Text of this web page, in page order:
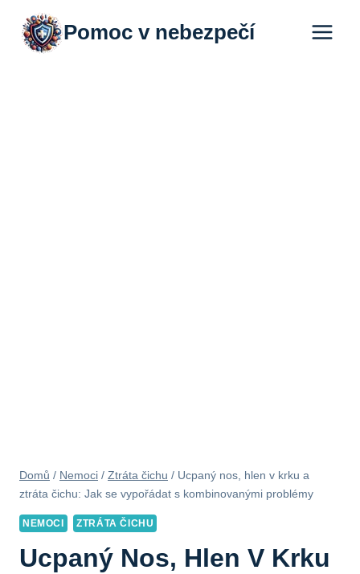
Přeskočit
obsah
Pomoc v nebezpečí
Domů / Nemoci / Ztráta čichu / Ucpaný nos, hlen v krku a
ztráta čichu: Jak se vypořádat s kombinovanými problémy
NEMOCI ZTRÁTA ČICHU
Ucpaný Nos, Hlen V Krku